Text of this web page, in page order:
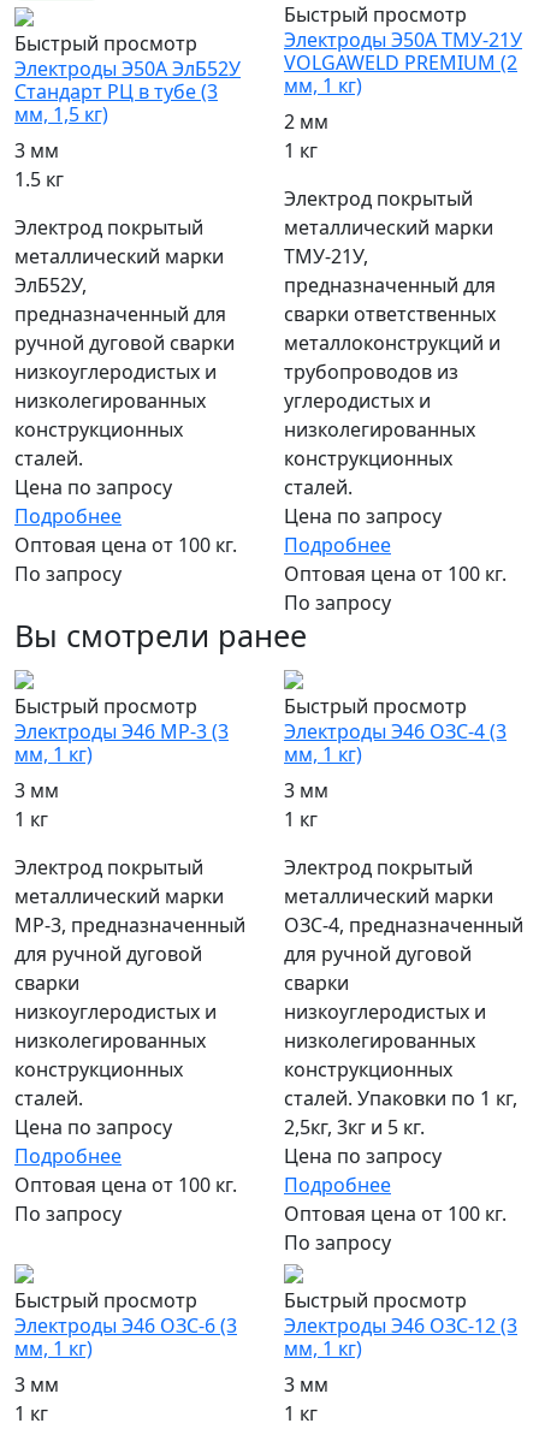
Быстрый просмотр
Электроды Э50А ЭлБ52У
Стандарт РЦ в тубе (3
мм, 1,5 кг)
3 мм
1.5 кг
Электрод покрытый
металлический марки
ЭлБ52У,
предназначенный для
ручной дуговой сварки
низкоуглеродистых и
низколегированных
конструкционных
сталей.
Цена по запросу
Подробнее
Оптовая цена от 100 кг.
По запросу
Быстрый просмотр
Электроды Э50А ТМУ-21У
VOLGAWELD PREMIUM (2
мм, 1 кг)
2 мм
1 кг
Электрод покрытый
металлический марки
ТМУ-21У,
предназначенный для
сварки ответственных
металлоконструкций и
трубопроводов из
углеродистых и
низколегированных
конструкционных
сталей.
Цена по запросу
Подробнее
Оптовая цена от 100 кг.
По запросу
Вы смотрели ранее
Быстрый просмотр
Электроды Э46 МР-3 (3
мм, 1 кг)
3 мм
1 кг
Электрод покрытый
металлический марки
МР-3, предназначенный
для ручной дуговой
сварки
низкоуглеродистых и
низколегированных
конструкционных
сталей.
Цена по запросу
Подробнее
Оптовая цена от 100 кг.
По запросу
Быстрый просмотр
Электроды Э46 ОЗС-4 (3
мм, 1 кг)
3 мм
1 кг
Электрод покрытый
металлический марки
ОЗС-4, предназначенный
для ручной дуговой
сварки
низкоуглеродистых и
низколегированных
конструкционных
сталей. Упаковки по 1 кг,
2,5кг, 3кг и 5 кг.
Цена по запросу
Подробнее
Оптовая цена от 100 кг.
По запросу
Быстрый просмотр
Электроды Э46 ОЗС-6 (3
мм, 1 кг)
3 мм
1 кг
Быстрый просмотр
Электроды Э46 ОЗС-12 (3
мм, 1 кг)
3 мм
1 кг